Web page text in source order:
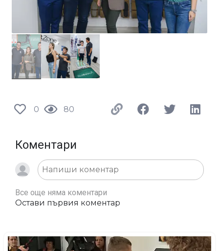
0 80
Коментари
Все още няма коментари
Остави първия коментар